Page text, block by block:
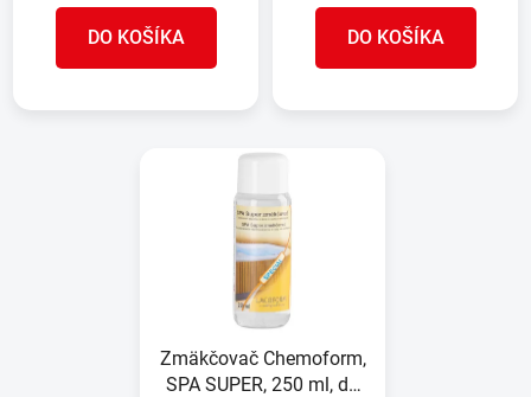
DO KOŠÍKA DO KOŠÍKA
Zmäkčovač Chemoform,
SPA SUPER, 250 ml, do